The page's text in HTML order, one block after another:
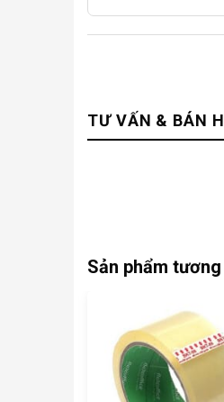
TƯ VẤN & BÁN
Sản phẩm